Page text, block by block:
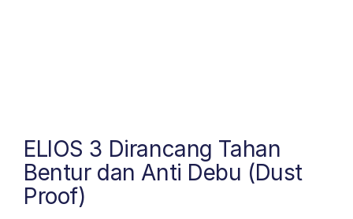
ELIOS 3 Dirancang Tahan
Bentur dan Anti Debu (Dust
Proof)